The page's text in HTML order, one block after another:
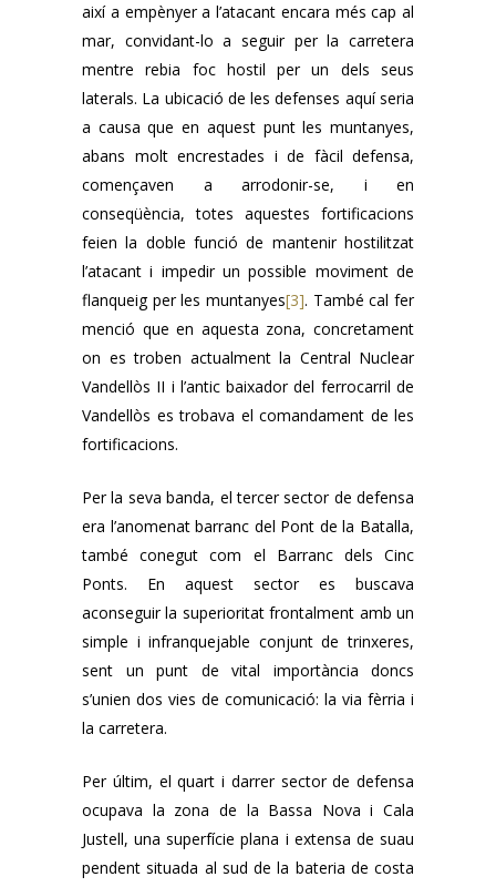
així a empènyer a l’atacant encara més cap al
mar, convidant-lo a seguir per la carretera
mentre rebia foc hostil per un dels seus
laterals. La ubicació de les defenses aquí seria
a causa que en aquest punt les muntanyes,
abans molt encrestades i de fàcil defensa,
començaven a arrodonir-se, i en
conseqüència, totes aquestes fortificacions
feien la doble funció de mantenir hostilitzat
l’atacant i impedir un possible moviment de
flanqueig per les muntanyes[3]. També cal fer
menció que en aquesta zona, concretament
on es troben actualment la Central Nuclear
Vandellòs II i l’antic baixador del ferrocarril de
Vandellòs es trobava el comandament de les
fortificacions.
Per la seva banda, el tercer sector de defensa
era l’anomenat barranc del Pont de la Batalla,
també conegut com el Barranc dels Cinc
Ponts. En aquest sector es buscava
aconseguir la superioritat frontalment amb un
simple i infranquejable conjunt de trinxeres,
sent un punt de vital importància doncs
s’unien dos vies de comunicació: la via fèrria i
la carretera.
Per últim, el quart i darrer sector de defensa
ocupava la zona de la Bassa Nova i Cala
Justell, una superfície plana i extensa de suau
pendent situada al sud de la bateria de costa